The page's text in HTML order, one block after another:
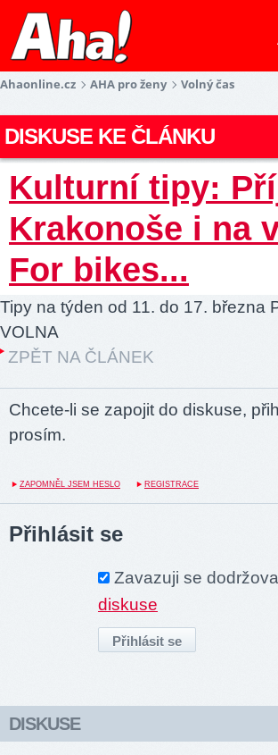
Ahaonline.cz AHA pro ženy Volný čas
DISKUSE KE ČLÁNKU
Kulturní tipy:
Krakonoše i na
For bikes...
Tipy na týden od 11. do 17. března
VOLNA
ZPĚT NA ČLÁNEK
Chcete-li se zapojit do diskuse,
prosím.
ZAPOMNĚL JSEM HESLO REGISTRACE
Přihlásit se
Zavazuji se
diskuse
DISKUSE